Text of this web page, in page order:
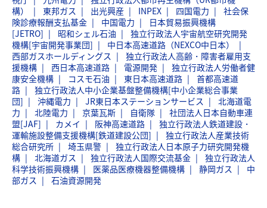
構）
東邦ガス 出光興産 INPEX 四国電力
社会保
険診療報酬支払基金
中国電力
日本貿易振興機構
[JETRO]
昭和シェル石油
独立行政法人宇宙航空研究開発
機構[宇宙開発事業団]
中日本高速道路（NEXCO中日本）
西部ガスホールディングス
独立行政法人高齢・障害者雇用支
援機構
西日本高速道路 電源開発
独立行政法人労働者健
康安全機構
コスモ石油 東日本高速道路
首都高速道
路
独立行政法人中小企業基盤整備機構[中小企業総合事業
団]
沖縄電力 JR東日本ステーションサービス
北海道電
力
北陸電力 京葉瓦斯 自衛隊
社団法人日本自動車連
盟[JAF]
カメイ 阪神高速道路
独立行政法人鉄道建設・
運輸施設整備支援機構[鉄道建設公団]
独立行政法人産業技術
総合研究所
埼玉県警
独立行政法人日本原子力研究開発機
構
北海道ガス 独立行政法人国際交流基金
独立行政法人
科学技術振興機構
医薬品医療機器整備機構 静岡ガス
中
部ガス
石油資源開発